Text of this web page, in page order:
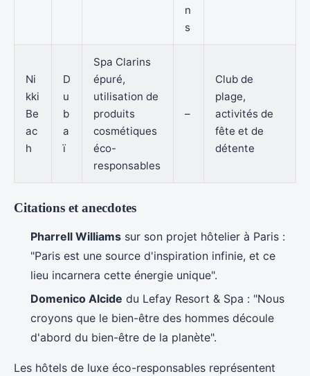
n
s
Ni
kki
Be
ac
h
D
u
b
a
ï
Spa Clarins
épuré,
utilisation de
produits
cosmétiques
éco-
responsables
–
Club de
plage,
activités de
fête et de
détente
Citations et anecdotes
Pharrell Williams sur son projet hôtelier à Paris :
"Paris est une source d'inspiration infinie, et ce
lieu incarnera cette énergie unique".
Domenico Alcide du Lefay Resort & Spa : "Nous
croyons que le bien-être des hommes découle
d'abord du bien-être de la planète".
Les hôtels de luxe éco-responsables représentent